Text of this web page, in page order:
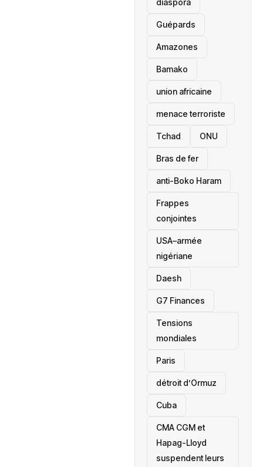
Guépards
Amazones
Bamako
union africaine
menace terroriste
‎Tchad ONU
Bras de fer
anti-Boko Haram
Frappes
conjointes
USA–armée
nigériane
Daesh
‎G7 Finances
Tensions
mondiales
Paris
détroit d’Ormuz
‎Cuba
CMA CGM et
Hapag-Lloyd
suspendent leurs